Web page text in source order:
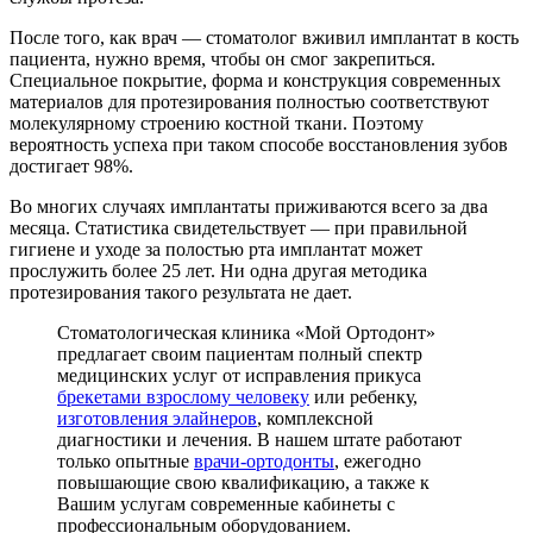
После того, как врач — стоматолог вживил имплантат в кость
пациента, нужно время, чтобы он смог закрепиться.
Специальное покрытие, форма и конструкция современных
материалов для протезирования полностью соответствуют
молекулярному строению костной ткани. Поэтому
вероятность успеха при таком способе восстановления зубов
достигает 98%.
Во многих случаях имплантаты приживаются всего за два
месяца. Статистика свидетельствует — при правильной
гигиене и уходе за полостью рта имплантат может
прослужить более 25 лет. Ни одна другая методика
протезирования такого результата не дает.
Стоматологическая клиника «Мой Ортодонт»
предлагает своим пациентам полный спектр
медицинских услуг от исправления прикуса
брекетами взрослому человеку или ребенку,
изготовления элайнеров, комплексной
диагностики и лечения. В нашем штате работают
только опытные врачи-ортодонты, ежегодно
повышающие свою квалификацию, а также к
Вашим услугам современные кабинеты с
профессиональным оборудованием.